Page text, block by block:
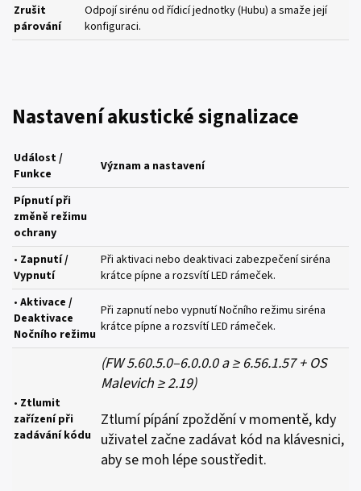
Zrušit
párování
Odpojí sirénu od řídicí jednotky (Hubu) a smaže její
konfiguraci.
Nastavení akustické signalizace
Událost /
Funkce
Význam a nastavení
Pípnutí při
změně režimu
ochrany
• Zapnutí /
Vypnutí
Při aktivaci nebo deaktivaci zabezpečení siréna
krátce pípne a rozsvítí LED rámeček.
• Aktivace /
Deaktivace
Nočního režimu
Při zapnutí nebo vypnutí Nočního režimu siréna
krátce pípne a rozsvítí LED rámeček.
• Ztlumit
zařízení při
zadávání kódu
(FW 5.60.5.0–6.0.0.0 a ≥ 6.56.1.57 + OS
Malevich ≥ 2.19)
Ztlumí pípání zpoždění v momentě, kdy
uživatel začne zadávat kód na klávesnici,
aby se moh lépe soustředit.